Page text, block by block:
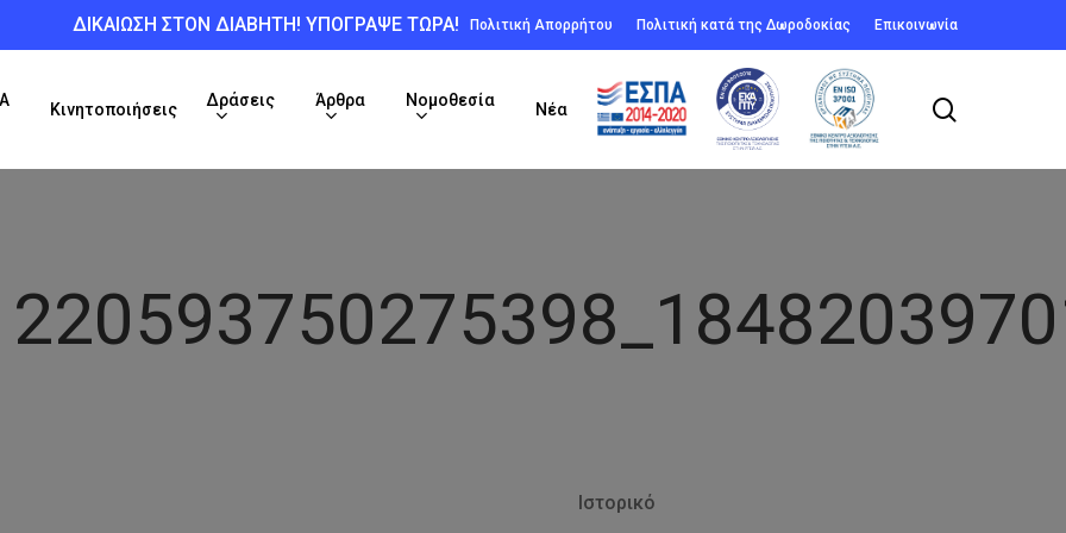
ΔΙΚΑΙΩΣΗ ΣΤΟΝ ΔΙΑΒΗΤΗ! ΥΠΟΓΡΑΨΕ ΤΩΡΑ! Πολιτική Απορρήτου Πολιτική κατά της Δωροδοκίας Επικοινωνία
Κινητοποιήσεις
Δράσεις Άρθρα Νομοθεσία
Νέα
Ιστορικό